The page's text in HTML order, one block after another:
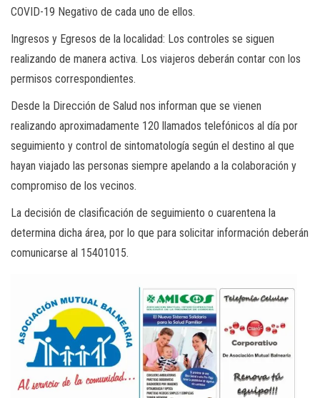
COVID-19 Negativo de cada uno de ellos.
Ingresos y Egresos de la localidad: Los controles se siguen
realizando de manera activa. Los viajeros deberán contar con los
permisos correspondientes.
Desde la Dirección de Salud nos informan que se vienen
realizando aproximadamente 120 llamados telefónicos al día por
seguimiento y control de sintomatología según el destino al que
hayan viajado las personas siempre apelando a la colaboración y
compromiso de los vecinos.
La decisión de clasificación de seguimiento o cuarentena la
determina dicha área, por lo que para solicitar información deberán
comunicarse al 15401015.